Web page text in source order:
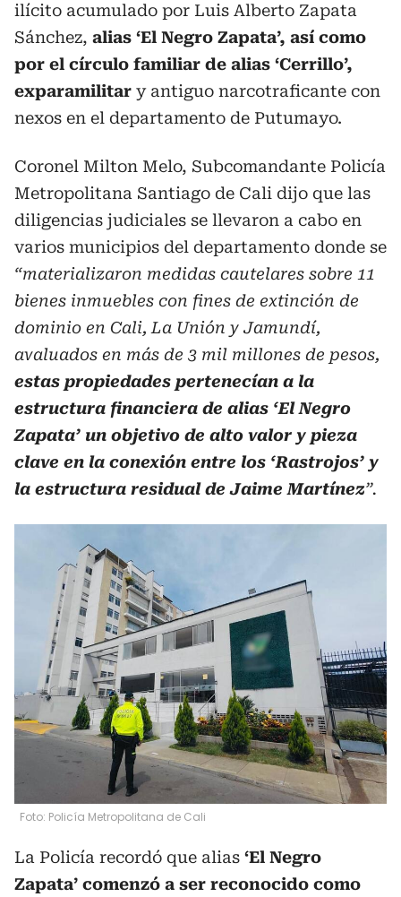
ilícito acumulado por Luis Alberto Zapata
Sánchez, alias ‘El Negro Zapata’, así como
por el círculo familiar de alias ‘Cerrillo’,
exparamilitar y antiguo narcotraficante con
nexos en el departamento de Putumayo.
Coronel Milton Melo, Subcomandante Policía
Metropolitana Santiago de Cali dijo que las
diligencias judiciales se llevaron a cabo en
varios municipios del departamento donde se
“materializaron medidas cautelares sobre 11
bienes inmuebles con fines de extinción de
dominio en Cali, La Unión y Jamundí,
avaluados en más de 3 mil millones de pesos,
estas propiedades pertenecían a la
estructura financiera de alias ‘El Negro
Zapata’ un objetivo de alto valor y pieza
clave en la conexión entre los ‘Rastrojos’ y
la estructura residual de Jaime Martínez”.
Foto: Policía Metropolitana de Cali
La Policía recordó que alias ‘El Negro
Zapata’ comenzó a ser reconocido como